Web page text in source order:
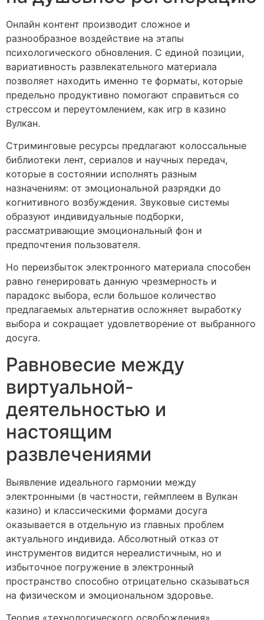
Онлайн контент производит сложное и
разнообразное воздействие на этапы
психологического обновления. С единой позиции,
вариативность развлекательного материала
позволяет находить именно те форматы, которые
предельно продуктивно помогают справиться со
стрессом и переутомлением, как игр в казино
Вулкан.
Стриминговые ресурсы предлагают колоссальные
библиотеки лент, сериалов и научных передач,
которые в состоянии исполнять разным
назначениям: от эмоциональной разрядки до
когнитивного возбуждения. Звуковые системы
образуют индивидуальные подборки,
рассматривающие эмоциональный фон и
предпочтения пользователя.
Но переизбыток электронного материала способен
равно генерировать данную чрезмерность и
парадокс выбора, если большое количество
предлагаемых альтернатив осложняет выработку
выбора и сокращает удовлетворение от выбранного
досуга.
Равновесие между
виртуальной-
деятельностью и
настоящим
развлечениями
Выявление идеального гармонии между
электронными (в частности, геймплеем в Вулкан
казино) и классическими формами досуга
оказывается в отдельную из главных проблем
актуального индивида. Абсолютный отказ от
инструментов видится нереалистичным, но и
избыточное погружение в электронный
пространство способно отрицательно сказываться
на физическом и эмоциональном здоровье.